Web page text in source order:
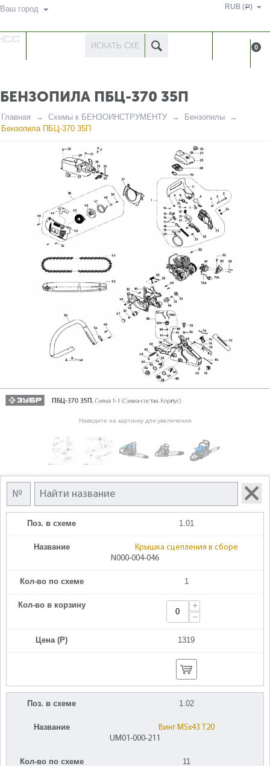
Ваш город RUB (Р)
0
БЕНЗОПИЛА ПБЦ-370 35П
Главная Схемы к БЕНЗОИНСТРУМЕНТУ
Бензопилы
Бензопила ПБЦ-370 35П
Наведите на картинку для увеличения
Поз. в схеме 1.01
Название
Крышка сцепления в сборе
N000-004-046
Кол-во по схеме 1
Кол-во в корзину
+
−
Цена (Р) 1319
Поз. в схеме 1.02
Название
Винт M5х43 T20
UM01-000-211
Кол-во по схеме 11